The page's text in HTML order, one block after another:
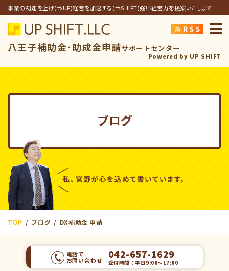
事業の初速を上げ(⇒UP)経営を加速する(⇒SHIFT)強い経営力を提案いたします
アップシフト合
八王子補助金･助成金申請サポートセンター
Powered by UP SHIFT
ブログ
TOP ブログ DX補助金 申請
電話で
お問い合わせ
042-657-1629
受付時間：平日9:00～17:00